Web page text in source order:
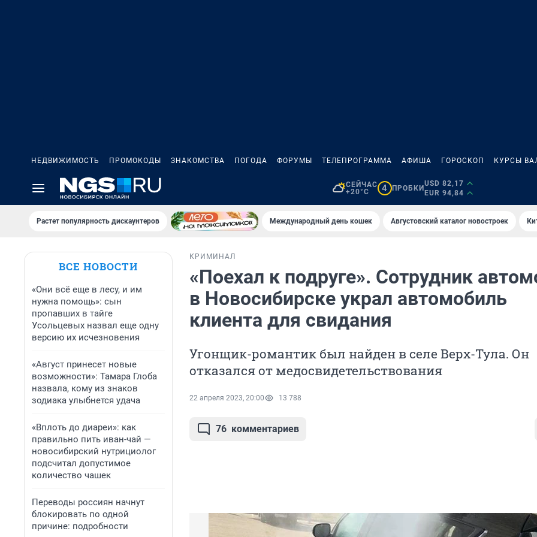
НЕДВИЖИМОСТЬ ПРОМОКОДЫ ЗНАКОМСТВА ПОГОДА ФОРУМЫ ТЕЛЕПРОГРАММА АФИША ГОРОСКОП КУРСЫ
СЕЙЧАС
+20°C
4 ПРОБКИ
USD 82,17
EUR 94,84
Растет популярность дискаунтеров Международный день кошек Августовский каталог новостроек
ВСЕ НОВОСТИ
«Они всё еще в лесу, и им
нужна помощь»: сын
пропавших в тайге
Усольцевых назвал еще одну
версию их исчезновения
«Август принесет новые
возможности»: Тамара Глоба
назвала, кому из знаков
зодиака улыбнется удача
«Вплоть до диареи»: как
правильно пить иван-чай —
новосибирский нутрициолог
подсчитал допустимое
количество чашек
Переводы россиян начнут
блокировать по одной
причине: подробности
КРИМИНАЛ
«Поехал к подруге». Сотрудник
в Новосибирске украл автомобиль
клиента для свидания
Угонщик-романтик был найден в селе Верх-Тула. Он
отказался от медосвидетельствования
22 апреля 2023, 20:00 13 788
76 комментариев